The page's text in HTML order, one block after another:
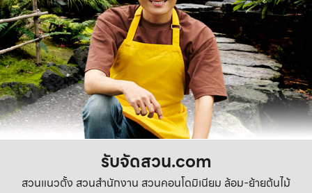
รับจัดสวน.com
สวนแนวตั้ง สวนสำนักงาน สวนคอนโดมิเนียม ล้อม-ย้ายต้นไม้